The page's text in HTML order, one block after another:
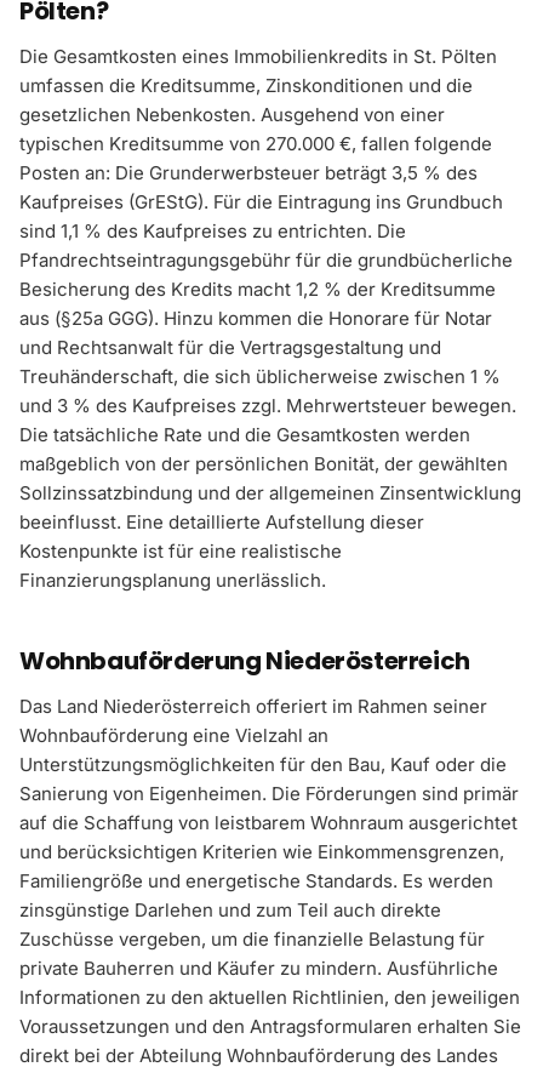
Pölten?
Die Gesamtkosten eines Immobilienkredits in St. Pölten
umfassen die Kreditsumme, Zinskonditionen und die
gesetzlichen Nebenkosten. Ausgehend von einer
typischen Kreditsumme von 270.000 €, fallen folgende
Posten an: Die Grunderwerbsteuer beträgt 3,5 % des
Kaufpreises (GrEStG). Für die Eintragung ins Grundbuch
sind 1,1 % des Kaufpreises zu entrichten. Die
Pfandrechtseintragungsgebühr für die grundbücherliche
Besicherung des Kredits macht 1,2 % der Kreditsumme
aus (§25a GGG). Hinzu kommen die Honorare für Notar
und Rechtsanwalt für die Vertragsgestaltung und
Treuhänderschaft, die sich üblicherweise zwischen 1 %
und 3 % des Kaufpreises zzgl. Mehrwertsteuer bewegen.
Die tatsächliche Rate und die Gesamtkosten werden
maßgeblich von der persönlichen Bonität, der gewählten
Sollzinssatzbindung und der allgemeinen Zinsentwicklung
beeinflusst. Eine detaillierte Aufstellung dieser
Kostenpunkte ist für eine realistische
Finanzierungsplanung unerlässlich.
Wohnbauförderung Niederösterreich
Das Land Niederösterreich offeriert im Rahmen seiner
Wohnbauförderung eine Vielzahl an
Unterstützungsmöglichkeiten für den Bau, Kauf oder die
Sanierung von Eigenheimen. Die Förderungen sind primär
auf die Schaffung von leistbarem Wohnraum ausgerichtet
und berücksichtigen Kriterien wie Einkommensgrenzen,
Familiengröße und energetische Standards. Es werden
zinsgünstige Darlehen und zum Teil auch direkte
Zuschüsse vergeben, um die finanzielle Belastung für
private Bauherren und Käufer zu mindern. Ausführliche
Informationen zu den aktuellen Richtlinien, den jeweiligen
Voraussetzungen und den Antragsformularen erhalten Sie
direkt bei der Abteilung Wohnbauförderung des Landes